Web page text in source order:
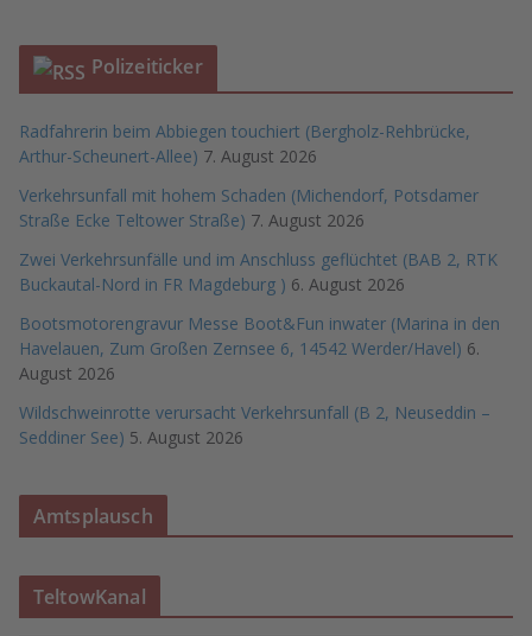
Polizeiticker
Radfahrerin beim Abbiegen touchiert (Bergholz-Rehbrücke,
Arthur-Scheunert-Allee) 7. August 2026
Verkehrsunfall mit hohem Schaden (Michendorf, Potsdamer
Straße Ecke Teltower Straße) 7. August 2026
Zwei Verkehrsunfälle und im Anschluss geflüchtet (BAB 2, RTK
Buckautal-Nord in FR Magdeburg ) 6. August 2026
Bootsmotorengravur Messe Boot&Fun inwater (Marina in den
Havelauen, Zum Großen Zernsee 6, 14542 Werder/Havel) 6.
August 2026
Wildschweinrotte verursacht Verkehrsunfall (B 2, Neuseddin –
Seddiner See) 5. August 2026
Amtsplausch
TeltowKanal